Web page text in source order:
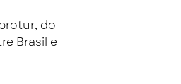
do
Brasil e